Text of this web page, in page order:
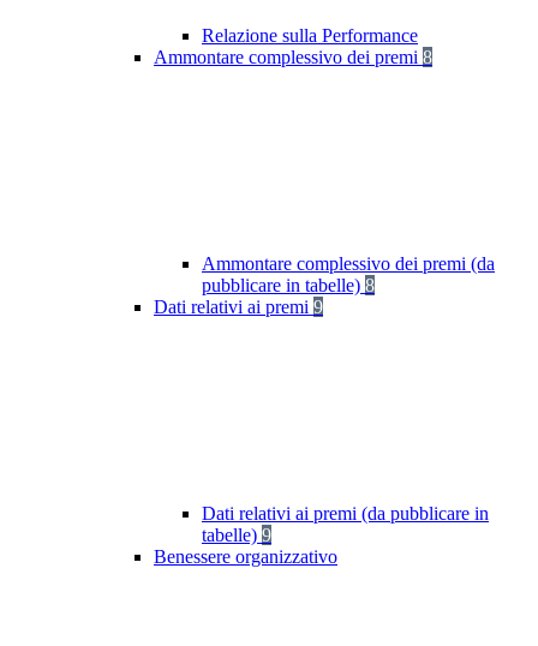
Relazione sulla Performance
Ammontare complessivo dei premi 8
Ammontare complessivo dei premi (da
pubblicare in tabelle) 8
Dati relativi ai premi 9
Dati relativi ai premi (da pubblicare in
tabelle) 9
Benessere organizzativo